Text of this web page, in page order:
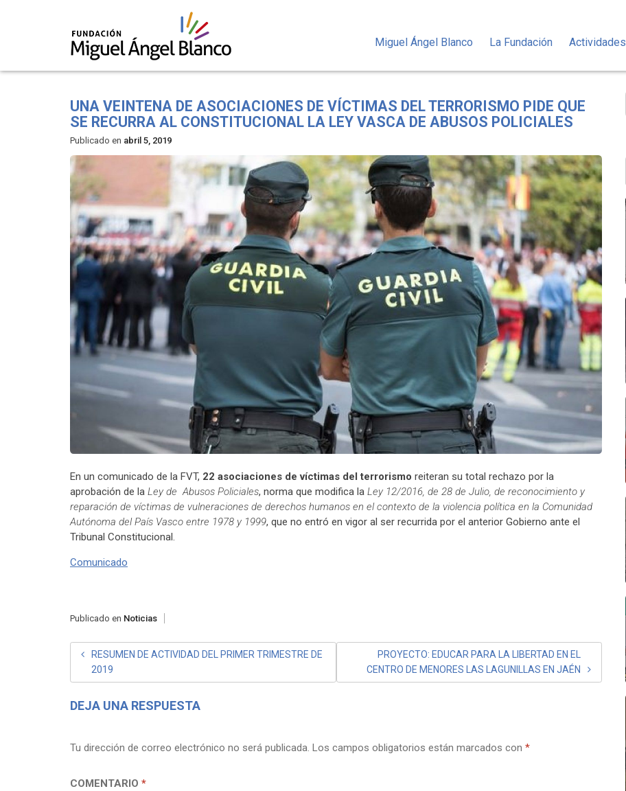
Miguel Ángel Blanco La Fundación Actividades
UNA VEINTENA DE ASOCIACIONES DE VÍCTIMAS DEL TERRORISMO PIDE QUE
SE RECURRA AL CONSTITUCIONAL LA LEY VASCA DE ABUSOS POLICIALES
Publicado en abril 5, 2019
En un comunicado de la FVT, 22 asociaciones de víctimas del terrorismo reiteran su total rechazo por la
aprobación de la Ley de Abusos Policiales, norma que modifica la Ley 12/2016, de 28 de Julio, de reconocimiento y
reparación de víctimas de vulneraciones de derechos humanos en el contexto de la violencia política en la Comunidad
Autónoma del País Vasco entre 1978 y 1999, que no entró en vigor al ser recurrida por el anterior Gobierno ante el
Tribunal Constitucional.
Comunicado
Publicado en Noticias
NAVEGACIÓN
DE
ENTRADAS
RESUMEN DE ACTIVIDAD DEL PRIMER TRIMESTRE DE
2019
PROYECTO: EDUCAR PARA LA LIBERTAD EN EL
CENTRO DE MENORES LAS LAGUNILLAS EN JAÉN
DEJA UNA RESPUESTA
Tu dirección de correo electrónico no será publicada. Los campos obligatorios están marcados con *
COMENTARIO *